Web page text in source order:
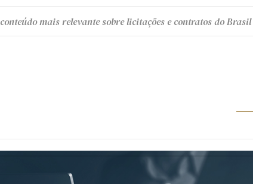
conteúdomais relevante sobre licitações e contratos do Brasil